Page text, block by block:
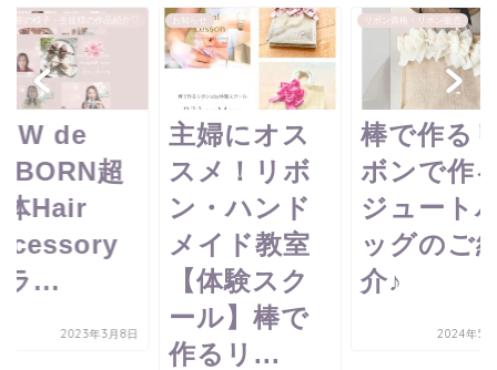
de
超
Hair
...
2023年3月8日
お知らせ
主婦にオス
スメ！リボ
ン・ハンド
メイド教室
【体験スク
ール】棒で
作るリ...
リボン資格・リボン販売
棒で作る
ボンで作
ジュート
ッグのご
介♪
2024年5